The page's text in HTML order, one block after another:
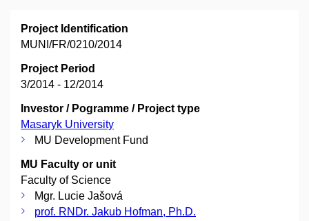
Project Identification
MUNI/FR/0210/2014
Project Period
3/2014 - 12/2014
Investor / Pogramme / Project type
Masaryk University
MU Development Fund
MU Faculty or unit
Faculty of Science
Mgr. Lucie Jašová
prof. RNDr. Jakub Hofman, Ph.D.